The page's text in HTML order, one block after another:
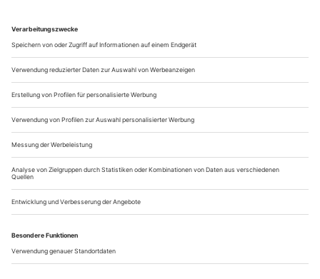
Schnell, fremd, unberechenbar
Johan Simons, der neue Intendant der Ruhrtriennale, kommt vom
Schauspiel. In seiner ersten Saison setzt er sich aber auch mit Wagners
«Rheingold» auseinander und zeigt u. a. Nonos «Prometeo». Hier
skizziert er für uns Vorstellungen von einem Musiktheater auf der
Höhe seiner Zeit
In einer Oper genügen fünf Minuten, um einen Krieg
glaubwürdig auf der Bühne zu zeigen. Im Schauspiel braucht
man dafür vier Tage. Das ist die enorme Kraft der Musik. Wir
kennen alle das Klischee des Opernsängers, der minutenlang
singt, dass er jetzt abreisen wird. Aber als Schauspielregisseur
bin ich davon fasziniert, wie unglaublich schnell Oper sein
kann. Genau...